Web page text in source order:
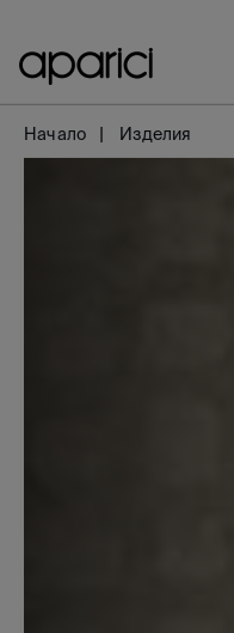
Начало Изделия